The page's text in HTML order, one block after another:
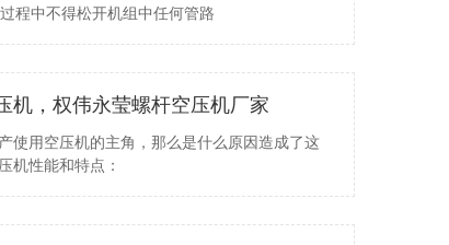
中不得松开机组中任何管路
机，权伟永莹螺杆空压机厂家
使用空压机的主角，那么是什么原因造成了这
机性能和特点：